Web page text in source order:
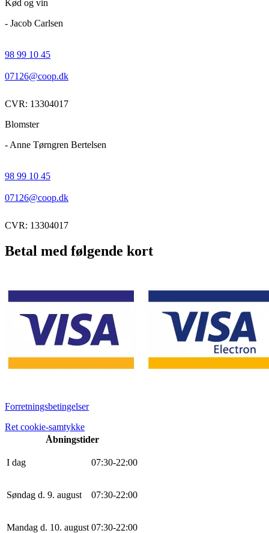
Kød og vin
- Jacob Carlsen
98 99 10 45
07126@coop.dk
CVR: 13304017
Blomster
- Anne Tørngren Bertelsen
98 99 10 45
07126@coop.dk
CVR: 13304017
Betal med følgende kort
Forretningsbetingelser
Ret cookie-samtykke
Åbningstider
I dag 07:30-22:00
Søndag d. 9. august 07:30-22:00
Mandag d. 10. august 07:30-22:00